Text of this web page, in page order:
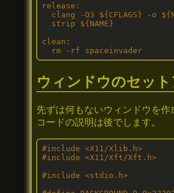
release:
clang -O3 ${CFLAGS} -o
  strip ${NAME}
clean:
  rm -rf spaceinvader
ウィンドウのセッ
先ずは何もないウィンドウを作
コードの説明は後でします。
#include <X11/Xlib.h>
#include <X11/Xft/Xft.h>
#include <stdio.h>